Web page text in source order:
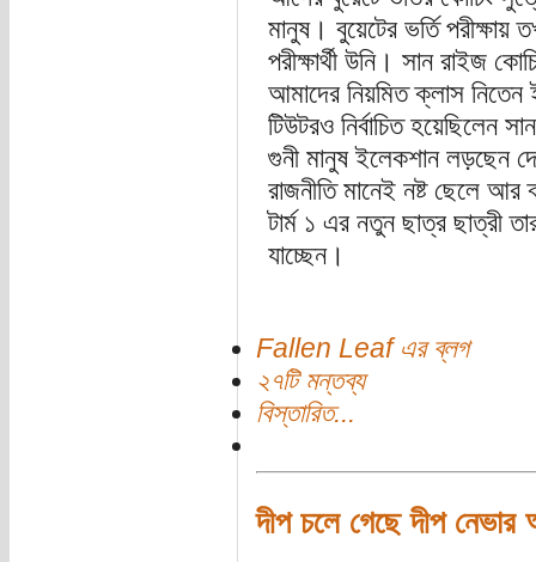
মানুষ। বুয়েটের ভর্তি
পরীক্ষার্থী উনি। সান রাইজ
আমাদের নিয়মিত ক্লাস
টিউটরও নির্বাচিত
গুনী মানুষ ইলেকশান লড়ছেন
রাজনীতি মানেই নষ্ট ছেলে
টার্ম ১ এর নতুন ছাত্র ছাত্রী
যাচ্ছেন।
Fallen Leaf এর ব্লগ
২৭টি মন্তব্য
বিস্তারিত...
দীপ চলে গেছে দীপ